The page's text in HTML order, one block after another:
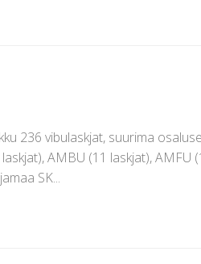
236 vibulaskjat, suurima
AMBU (11 laskjat), AMFU
SK...